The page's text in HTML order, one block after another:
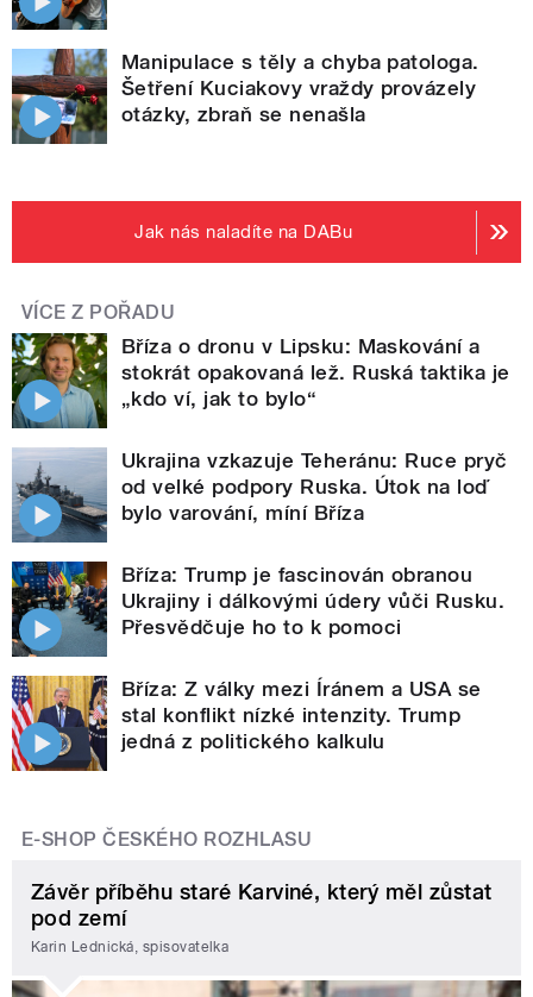
Manipulace s těly a chyba patologa.
Šetření Kuciakovy vraždy provázely
otázky, zbraň se nenašla
Jak nás naladíte na DABu
VÍCE Z POŘADU
Bříza o dronu v Lipsku: Maskování a
stokrát opakovaná lež. Ruská taktika je
„kdo ví, jak to bylo“
Ukrajina vzkazuje Teheránu: Ruce pryč
od velké podpory Ruska. Útok na loď
bylo varování, míní Bříza
Bříza: Trump je fascinován obranou
Ukrajiny i dálkovými údery vůči Rusku.
Přesvědčuje ho to k pomoci
Bříza: Z války mezi Íránem a USA se
stal konflikt nízké intenzity. Trump
jedná z politického kalkulu
E-SHOP ČESKÉHO ROZHLASU
Závěr příběhu staré Karviné, který měl zůstat
pod zemí
Karin Lednická, spisovatelka